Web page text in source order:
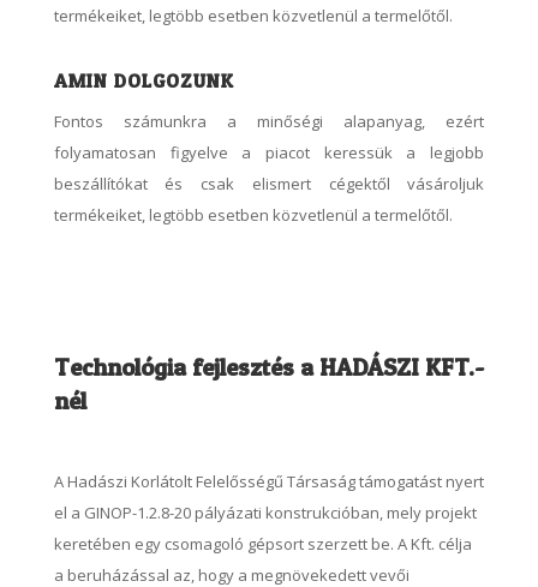
termékeiket, legtöbb esetben közvetlenül a termelőtől.
AMIN DOLGOZUNK
Fontos számunkra a minőségi alapanyag, ezért
folyamatosan figyelve a piacot keressük a legjobb
beszállítókat és csak elismert cégektől vásároljuk
termékeiket, legtöbb esetben közvetlenül a termelőtől.
Technológia fejlesztés a HADÁSZI KFT.-
nél
A Hadászi Korlátolt Felelősségű Társaság támogatást nyert
el a GINOP-1.2.8-20 pályázati konstrukcióban, mely projekt
keretében egy csomagoló gépsort szerzett be. A Kft. célja
a beruházással az, hogy a megnövekedett vevői